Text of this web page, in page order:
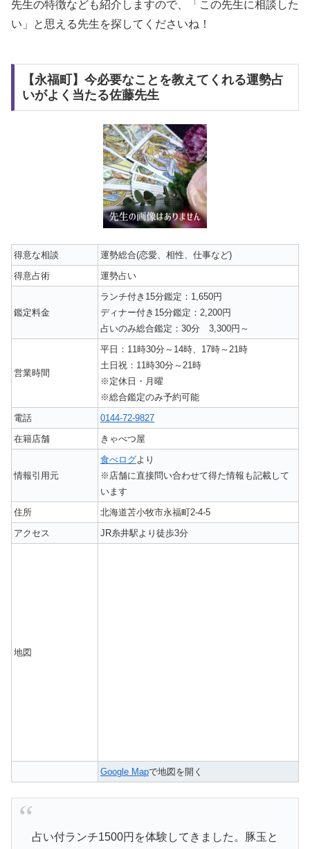
先生の特徴なども紹介しますので、「この先生に相談した
い」と思える先生を探してくださいね！
【永福町】今必要なことを教えてくれる運勢占
いがよく当たる佐藤先生
得意な相談
運勢総合(恋愛、相性、仕事など)
得意占術
運勢占い
鑑定料金
ランチ付き15分鑑定：1,650円
ディナー付き15分鑑定：2,200円
占いのみ総合鑑定：30分 3,300円～
営業時間
平日：11時30分～14時、17時～21時
土日祝：11時30分～21時
※定休日・月曜
※総合鑑定のみ予約可能
電話
0144-72-9827
在籍店舗
きゃべつ屋
情報引用元
食べログより
※店舗に直接問い合わせて得た情報も記載して
います
住所
北海道苫小牧市永福町2-4-5
アクセス
JR糸井駅より徒歩3分
地図
Google Mapで地図を開く
占い付ランチ1500円を体験してきました。豚玉と